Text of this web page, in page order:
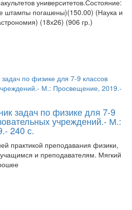
университетов.Состояние:
штампы погашены)(150.00) (Наука и
(18х26) (906 гр.)
задач по физике для 7-9
учреждений.- М.:
240 с.
практикой преподавания физики,
и преподавателям. Мягкий